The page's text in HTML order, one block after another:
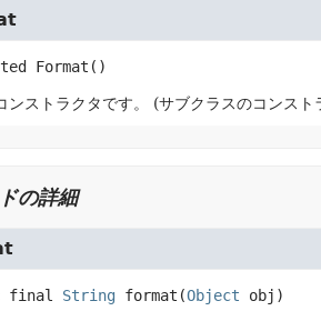
Format ()
ンストラクタです。 (サブクラスのコンス
の詳細
final String format (Object obj)